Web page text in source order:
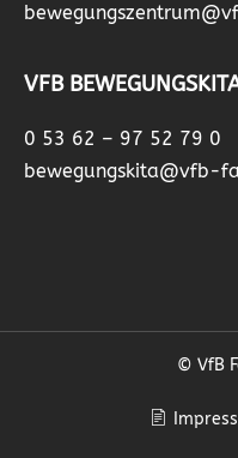
VFB
0 53 62 – 97 52 79 0
bewegungskita@vfb-
© VfB